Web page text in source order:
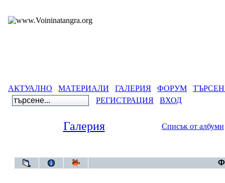
АКТУАЛНО МАТЕРИАЛИ ГАЛЕРИЯ ФОРУМ
РЕГИСТРАЦИЯ
ВХОД
Галерия Списък от албуми